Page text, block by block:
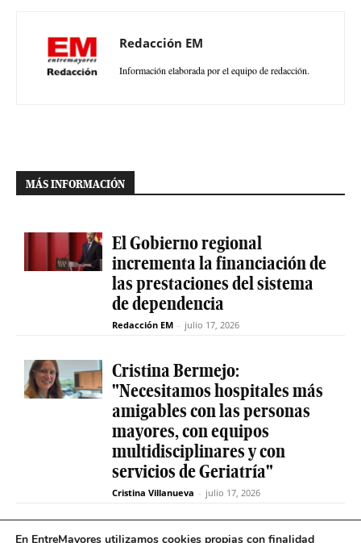
Redacción EM
Información elaborada por el equipo de redacción.
MÁS INFORMACIÓN
El Gobierno regional
incrementa la financiación de
las prestaciones del sistema
de dependencia
Redacción EM - julio 17, 2026
Cristina Bermejo:
"Necesitamos hospitales más
amigables con las personas
mayores, con equipos
multidisciplinares y con
servicios de Geriatría"
Cristina Villanueva - julio 17, 2026
Convive abre el plazo de
En EntreMayores utilizamos cookies propias con finalidad